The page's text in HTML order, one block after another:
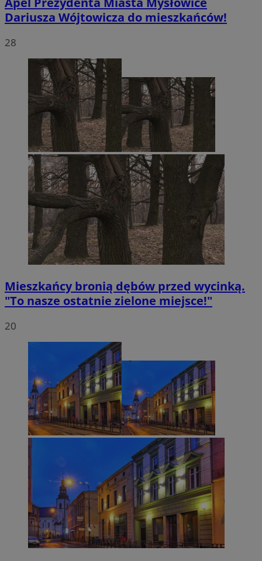
Dariusza Wójtowicza do mieszkańców!
28
Mieszkańcy bronią dębów przed wycinką.
"To nasze ostatnie zielone miejsce!"
20